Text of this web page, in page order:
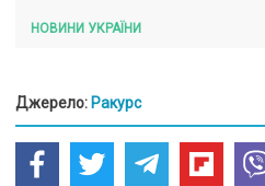
НОВИНИ УКРАЇНИ
Джерело: Ракурс